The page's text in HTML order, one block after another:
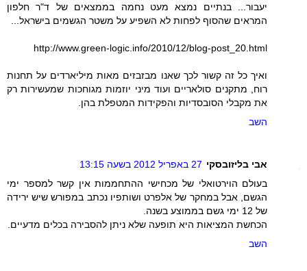
יעבור... בנתיים נמצא מעט נחמה בממצאים של ד"ר חלפון
המראים שהסוף לפחות לא השפיע על משטר הגשמים בישראל...
http://www.green-logic.info/2010/12/blog-post_20.html
ואיך כל זה קשור לכך שאנו מבזבזים מאות מיליארדים על תחנות
רוח, מתקנים סולאריים ועוד מיני יוזמות מגוחכות שמעשירות רק
את מקבלי הסובסדיות והפקידות המטפלת בהן.
השב
אבי בליזובסקי 27 באפריל 2012 בשעה 13:15
בעולם הוירטואלי של מכחישי ההתחממות אין קשר למספר ימי
הגשם, אבל במחקר של אלפרט ושותפיו נכתב במפורש שיש ירידה
של 12 ימי גשם בממוצע בשנה.
הכחשת המציאות היא תופעה שלא ניתן להסבירה בכלים מדעיים.
השב